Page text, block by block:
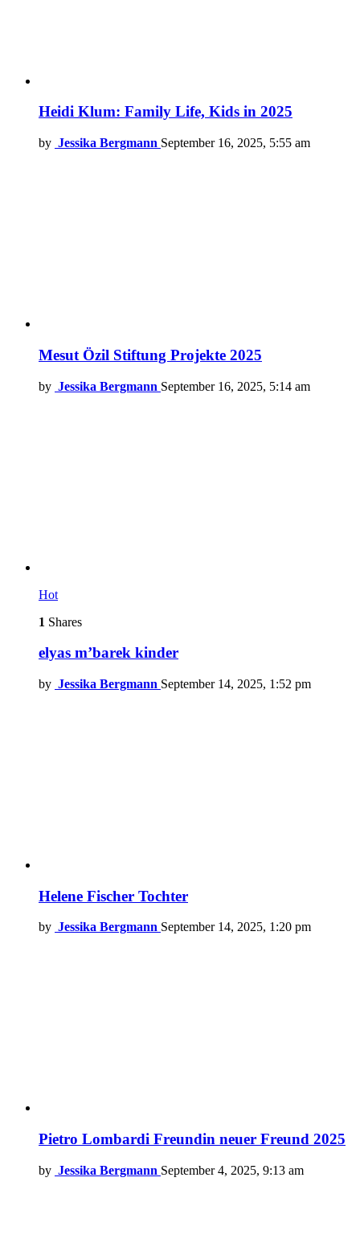
Heidi Klum: Family Life, Kids in 2025
by Jessika Bergmann September 16, 2025, 5:55 am
Mesut Özil Stiftung Projekte 2025
by Jessika Bergmann September 16, 2025, 5:14 am
Hot
1 Shares
elyas m’barek kinder
by Jessika Bergmann September 14, 2025, 1:52 pm
Helene Fischer Tochter
by Jessika Bergmann September 14, 2025, 1:20 pm
Pietro Lombardi Freundin neuer Freund 2025
by Jessika Bergmann September 4, 2025, 9:13 am